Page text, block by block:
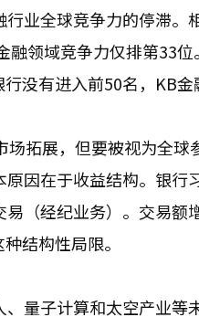
业全球竞争力的停滞
领域竞争力仅排第33
有进入前50名，KB金
拓展，但要被视为全
因在于收益结构。银
（经纪业务）。交易
结构性局限。
量子计算和太空产业